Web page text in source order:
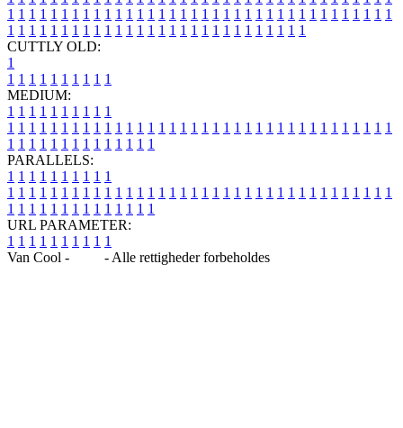
1 1 1 1 1 1 1 1 1 1 1 1 1 1 1 1 1 1 1 1 1 1 1 1 1 1 1 1 1 1 1 1 1 1 1 1
1 1 1 1 1 1 1 1 1 1 1 1 1 1 1 1 1 1 1 1 1 1 1 1 1 1 1 1
CUTTLY OLD:
1
1 1 1 1 1 1 1 1 1 1
MEDIUM:
1 1 1 1 1 1 1 1 1 1
1 1 1 1 1 1 1 1 1 1 1 1 1 1 1 1 1 1 1 1 1 1 1 1 1 1 1 1 1 1 1 1 1 1 1 1
1 1 1 1 1 1 1 1 1 1 1 1 1 1
PARALLELS:
1 1 1 1 1 1 1 1 1 1
1 1 1 1 1 1 1 1 1 1 1 1 1 1 1 1 1 1 1 1 1 1 1 1 1 1 1 1 1 1 1 1 1 1 1 1
1 1 1 1 1 1 1 1 1 1 1 1 1 1
URL PARAMETER:
1 1 1 1 1 1 1 1 1 1
Van Cool -
- Alle rettigheder forbeholdes